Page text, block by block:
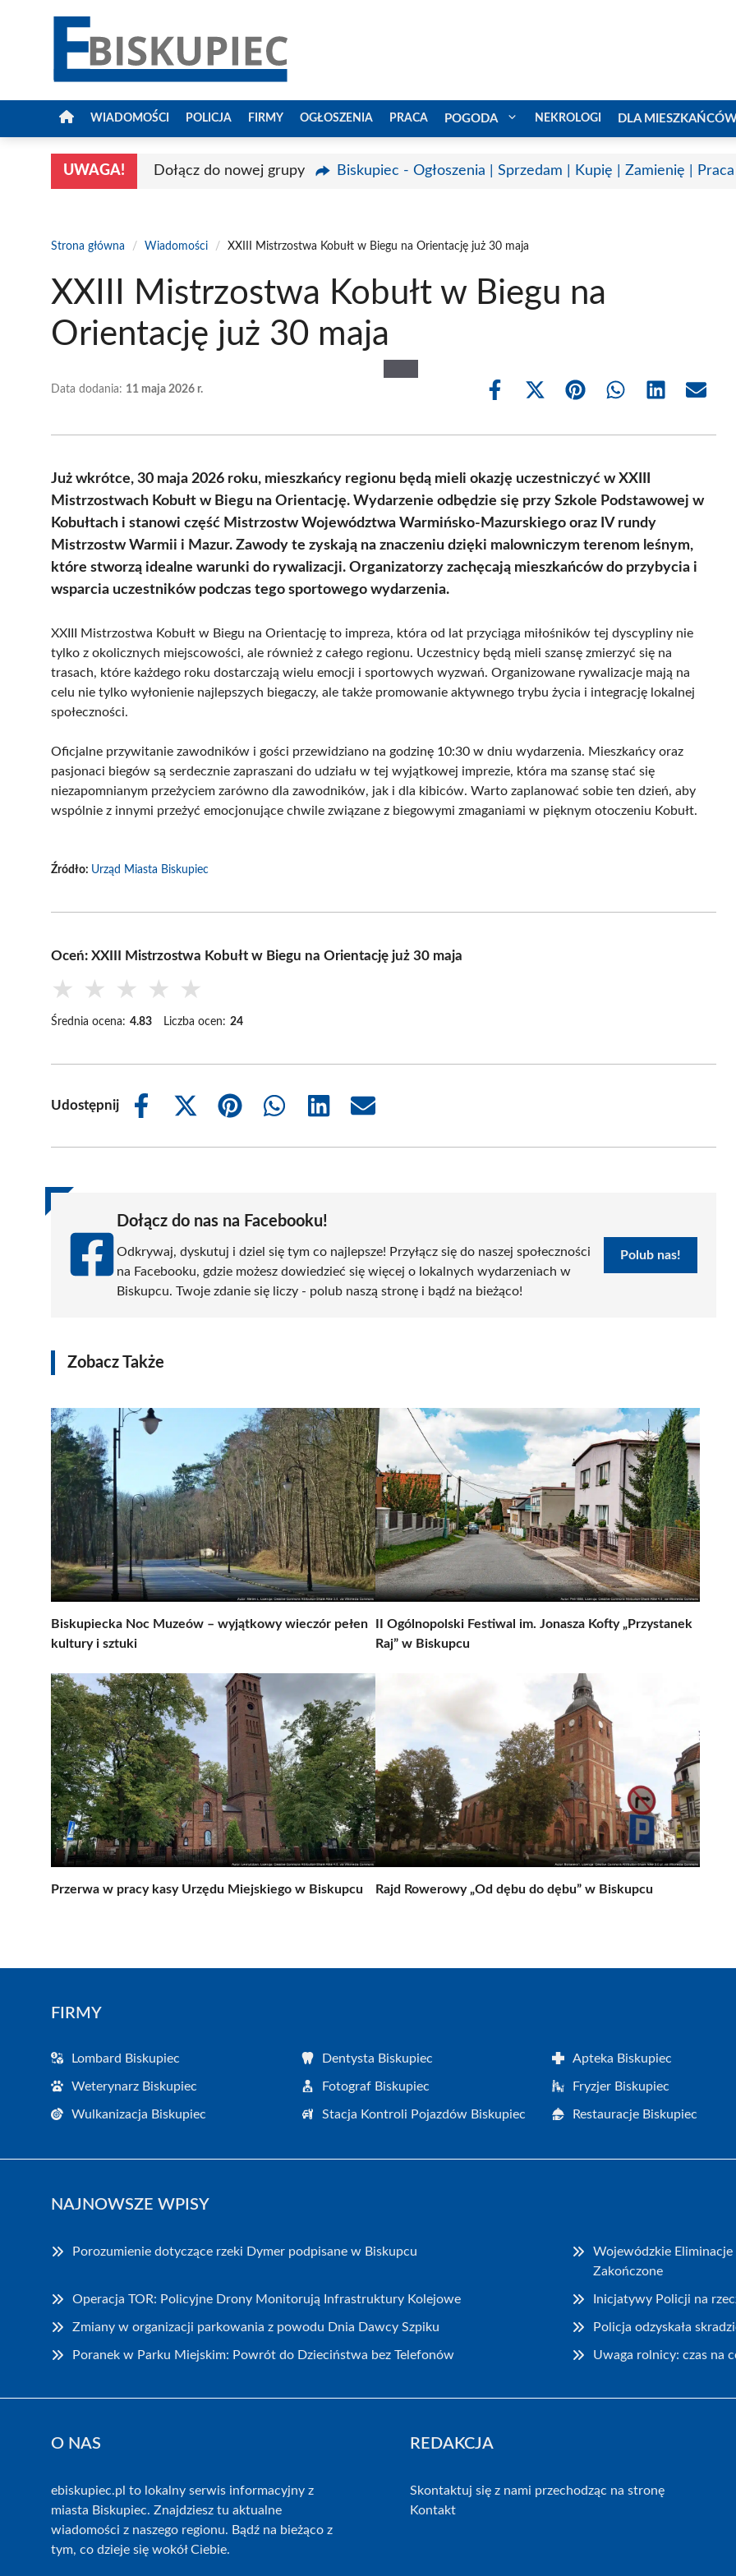
WIADOMOŚCI POLICJA FIRMY OGŁOSZENIA PRACA POGODA NEKROLOGI DLA
UWAGA! Dołącz do nowej grupy Biskupiec - Ogłoszenia | Sprzedam | Kupię | Zamienię | Praca
Strona główna / Wiadomości / XXIII Mistrzostwa Kobułt w Biegu na Orientację już 30 maja
XXIII Mistrzostwa Kobułt w Biegu na
Orientację już 30 maja
Data dodania: 11 maja 2026 r.
Share
Share
(Twitter)
Share Share Share Share
Już wkrótce, 30 maja 2026 roku, mieszkańcy regionu będą mieli okazję uczestniczyć w XXIII
Mistrzostwach Kobułt w Biegu na Orientację. Wydarzenie odbędzie się przy Szkole Podstawowej w
Kobułtach i stanowi część Mistrzostw Województwa Warmińsko-Mazurskiego oraz IV rundy
Mistrzostw Warmii i Mazur. Zawody te zyskają na znaczeniu dzięki malowniczym terenom leśnym,
które stworzą idealne warunki do rywalizacji. Organizatorzy zachęcają mieszkańców do przybycia i
wsparcia uczestników podczas tego sportowego wydarzenia.
XXIII Mistrzostwa Kobułt w Biegu na Orientację to impreza, która od lat przyciąga miłośników tej dyscypliny nie
tylko z okolicznych miejscowości, ale również z całego regionu. Uczestnicy będą mieli szansę zmierzyć się na
trasach, które każdego roku dostarczają wielu emocji i sportowych wyzwań. Organizowane rywalizacje mają na
celu nie tylko wyłonienie najlepszych biegaczy, ale także promowanie aktywnego trybu życia i integrację lokalnej
społeczności.
Oficjalne przywitanie zawodników i gości przewidziano na godzinę 10:30 w dniu wydarzenia. Mieszkańcy oraz
pasjonaci biegów są serdecznie zapraszani do udziału w tej wyjątkowej imprezie, która ma szansę stać się
niezapomnianym przeżyciem zarówno dla zawodników, jak i dla kibiców. Warto zaplanować sobie ten dzień, aby
wspólnie z innymi przeżyć emocjonujące chwile związane z biegowymi zmaganiami w pięknym otoczeniu Kobułt.
Źródło: Urząd Miasta Biskupiec
Oceń: XXIII Mistrzostwa Kobułt w Biegu na Orientację już 30 maja
★ ★ ★ ★ ★
Średnia ocena: 4.83 Liczba ocen: 24
Udostępnij
Share
Share
(Twitter)
Share
Share
Share
Share
Dołącz do nas na Facebooku!
Odkrywaj, dyskutuj i dziel się tym co najlepsze! Przyłącz się do naszej społeczności
na Facebooku, gdzie możesz dowiedzieć się więcej o lokalnych wydarzeniach w
Biskupcu. Twoje zdanie się liczy - polub naszą stronę i bądź na bieżąco!
Polub nas!
Zobacz Także
Biskupiecka Noc Muzeów – wyjątkowy wieczór pełen
kultury i sztuki
II Ogólnopolski Festiwal im. Jonasza Kofty „Przystanek
Raj” w Biskupcu
Przerwa w pracy kasy Urzędu Miejskiego w Biskupcu Rajd Rowerowy „Od dębu do dębu” w Biskupcu
FIRMY
Lombard Biskupiec Dentysta Biskupiec Apteka Biskupiec
Weterynarz Biskupiec Fotograf Biskupiec Fryzjer Biskupiec
Wulkanizacja Biskupiec Stacja Kontroli Pojazdów Biskupiec Restauracje Biskupiec
NAJNOWSZE WPISY
Porozumienie dotyczące rzeki Dymer podpisane w Biskupcu
Wojewódzkie
Zakończone
Operacja TOR: Policyjne Drony Monitorują Infrastruktury Kolejowe Inicjatywy Policji na
Zmiany w organizacji parkowania z powodu Dnia Dawcy Szpiku Policja odzyskała
Poranek w Parku Miejskim: Powrót do Dzieciństwa bez Telefonów Uwaga rolnicy: czas na
O NAS
ebiskupiec.pl to lokalny serwis informacyjny z
miasta Biskupiec. Znajdziesz tu aktualne
wiadomości z naszego regionu. Bądź na bieżąco z
tym, co dzieje się wokół Ciebie.
REDAKCJA
Skontaktuj się z nami przechodząc na stronę
Kontakt